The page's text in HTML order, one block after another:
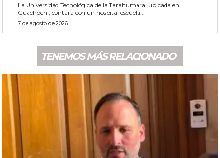
La Universidad Tecnológica de la Tarahumara, ubicada en
Guachochi, contará con un hospital escuela...
7 de agosto de 2026
TENEMOS MÁS RELACIONADO